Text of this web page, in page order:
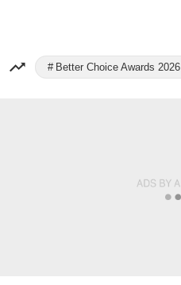
Better Choice Awards 2026